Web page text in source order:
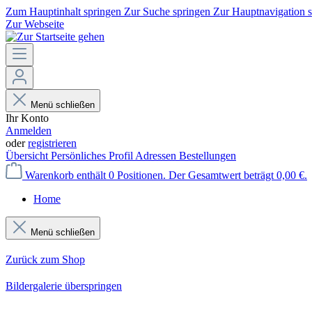
Zum Hauptinhalt springen Zur Suche springen Zur Hauptnavigation
Zur Webseite
Menü schließen
Ihr Konto
Anmelden
oderregistrieren
Übersicht Persönliches Profil Adressen Bestellungen
Warenkorb enthält 0 Positionen. Der Gesamtwert beträgt 0,00 €.
Home
Menü schließen
Zurück zum Shop
Bildergalerie überspringen